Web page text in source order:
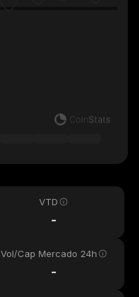
VTD
-
Vol/Cap Mercado 24h
-